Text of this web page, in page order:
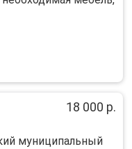
18 000 р.
муниципальный